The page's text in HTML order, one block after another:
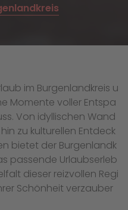
im Burgenlandkreis u
Momente voller Entspa
Von idyllischen Wand
zu kulturellen Entdeck
bietet der Burgenlandk
passende Urlaubserleb
dieser reizvollen Regi
Schönheit verzauber